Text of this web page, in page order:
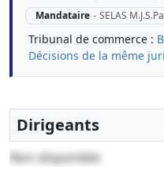
Mandataire - SELAS
Tribunal de commerce :
Décisions de la même
Dirigeants
Non disponible